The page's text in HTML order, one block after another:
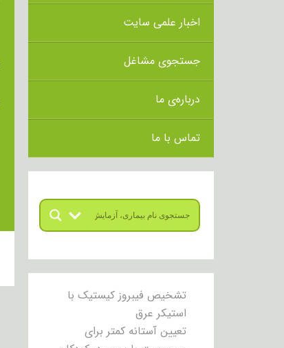
اخبار علمی سایت
جستجوی مشاغل
درباره‌ی ما
تماس با ما
تشخیص فیبروز کیستیک با
استیکر عرق
تعیین آستانه کمتر برای